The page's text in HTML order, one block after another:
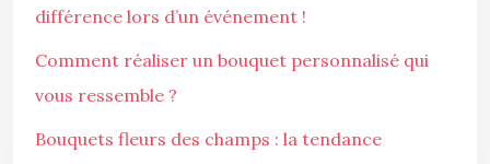
différence lors d’un événement !
Comment réaliser un bouquet personnalisé qui
vous ressemble ?
Bouquets fleurs des champs : la tendance